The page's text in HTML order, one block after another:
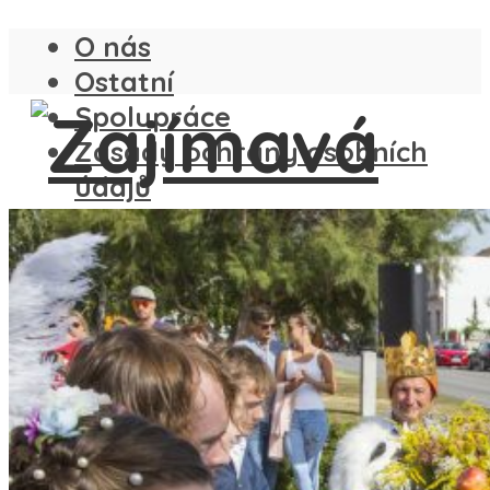
O nás
Ostatní
Spolupráce
Zásady ochrany osobních
údajů
ČESKO
SLOVENSKO
ANGLIE
FRANCIE